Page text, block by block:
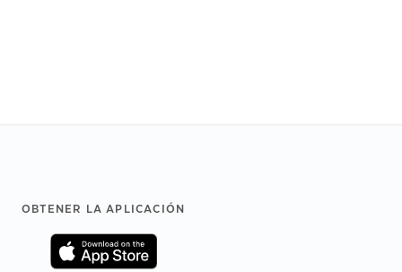
OBTENER LA APLICACIÓN